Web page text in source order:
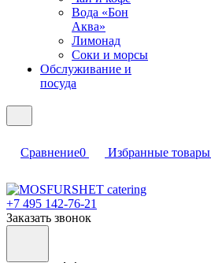
Вода «Бон
Аква»
Лимонад
Соки и морсы
Обслуживание и
посуда
Сравнение0 Избранные товары
+7 495 142-76-21
Заказать звонок